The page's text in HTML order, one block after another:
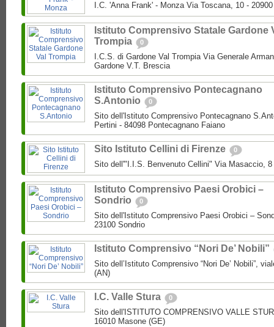
I.C. 'Anna Frank' - Monza Via Toscana, 10 -
Istituto Comprensivo Statale Gardone
Trompia
0
I.C.S. di Gardone Val Trompia Via Generale
Gardone V.T. Brescia
Istituto Comprensivo Pontecagnano
S.Antonio
0
Sito dell'Istituto Comprensivo Pontecagnano
Pertini - 84098 Pontecagnano Faiano
Sito Istituto Cellini di Firenze 0
Sito dell'"I.I.S. Benvenuto Cellini" Via Masaccio, 8
Istituto Comprensivo Paesi Orobici –
Sondrio
0
Sito dell'Istituto Comprensivo Paesi Orobici –
23100 Sondrio
Istituto Comprensivo “Nori De’ Nobili”
Sito dell’Istituto Comprensivo “Nori De’ Nobili”,
(AN)
I.C. Valle Stura 0
Sito dell'ISTITUTO COMPRENSIVO VALLE
16010 Masone (GE)